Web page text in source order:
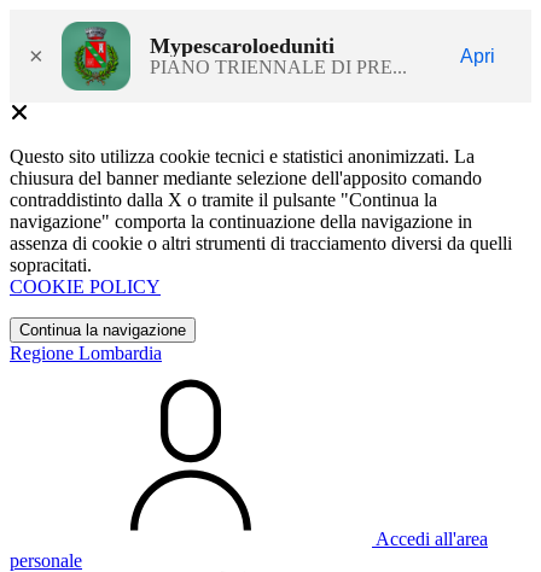
× Mypescaroloeduniti
PIANO TRIENNALE DI PRE...
Apri
Questo sito utilizza cookie tecnici e statistici anonimizzati. La
chiusura del banner mediante selezione dell'apposito comando
contraddistinto dalla X o tramite il pulsante "Continua la
navigazione" comporta la continuazione della navigazione in
assenza di cookie o altri strumenti di tracciamento diversi da quelli
sopracitati.
COOKIE POLICY
Continua la navigazione
Regione Lombardia
Accedi all'area
personale